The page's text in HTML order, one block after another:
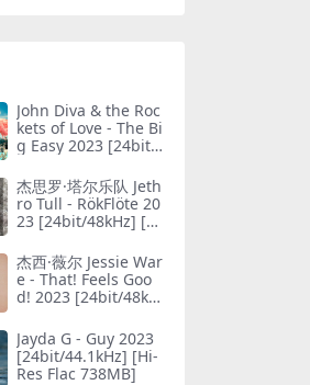
John Diva & the Roc
kets of Love - The Bi
g Easy 2023 [24bit/
c 582MB]
杰思罗·塔尔乐队 Jeth
ro Tull - RökFlöte 20
23 [24bit/48kHz] [Hi
杰西·薇尔 Jessie War
e - That! Feels Goo
d! 2023 [24bit/48kH
MB]
Jayda G - Guy 2023
[24bit/44.1kHz] [Hi-
Res Flac 738MB]